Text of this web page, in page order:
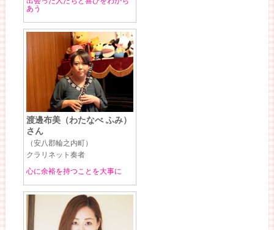
あう
渡邊布美（わたなべ ふみ）
さん
（安八郡輪之内町）
クラリネット奏者
心に余裕を持つことを大事に